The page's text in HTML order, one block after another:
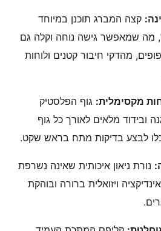
קצה המברג תוכנן במיוחד
מה שמאפשר גישה נוחה וקלה גם
מהדקי חיבור קטנים ולוחות
מקסימלית: גוף הפלסטיק
ובידוד מלאים לאורך כל גוף
לבצע בדיקות מתח בראש שקט.
נורת ניאון איכותית שאינה נשרפת
ויזואלית ברורה ובוהקת